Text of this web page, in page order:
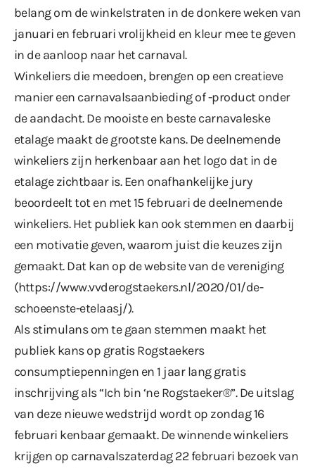
belang om de winkelstraten in de donkere weken van
januari en februari vrolijkheid en kleur mee te geven
in de aanloop naar het carnaval.
Winkeliers die meedoen, brengen op een creatieve
manier een carnavalsaanbieding of -product onder
de aandacht. De mooiste en beste carnavaleske
etalage maakt de grootste kans. De deelnemende
winkeliers zijn herkenbaar aan het logo dat in de
etalage zichtbaar is. Een onafhankelijke jury
beoordeelt tot en met 15 februari de deelnemende
winkeliers. Het publiek kan ook stemmen en daarbij
een motivatie geven, waarom juist die keuzes zijn
gemaakt. Dat kan op de website van de vereniging
(https://www.vvderogstaekers.nl/2020/01/de-
schoeenste-etelaasj/).
Als stimulans om te gaan stemmen maakt het
publiek kans op gratis Rogstaekers
consumptiepenningen en 1 jaar lang gratis
inschrijving als “Ich bin ‘ne Rogstaeker®”. De uitslag
van deze nieuwe wedstrijd wordt op zondag 16
februari kenbaar gemaakt. De winnende winkeliers
krijgen op carnavalszaterdag 22 februari bezoek van